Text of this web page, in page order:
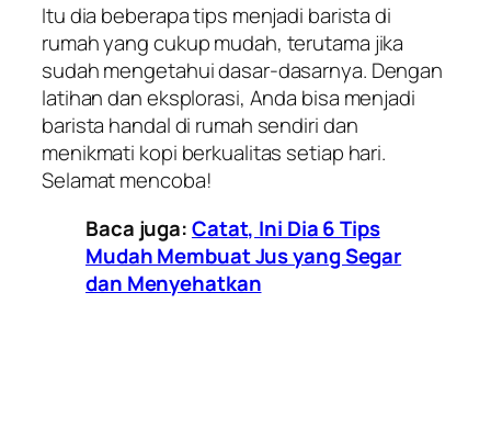
Itu dia beberapa tips menjadi barista di
rumah yang cukup mudah, terutama jika
sudah mengetahui dasar-dasarnya. Dengan
latihan dan eksplorasi, Anda bisa menjadi
barista handal di rumah sendiri dan
menikmati kopi berkualitas setiap hari.
Selamat mencoba!
Baca juga:Catat, Ini Dia 6 Tips
Mudah Membuat Jus yang Segar
dan Menyehatkan